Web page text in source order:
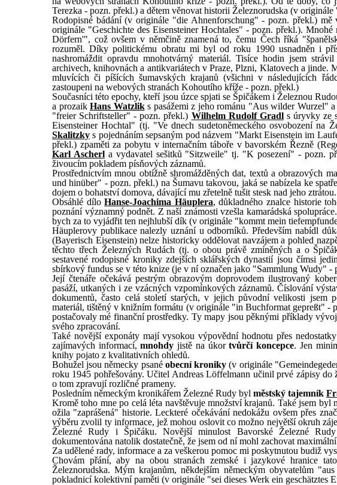
Terezka - pozn. překl.) a dětem věnovat historii Železnorudska (v
Rodopisné bádání (v originále "die Ahnenforschung" - pozn. překl.)
originále "Geschichte des Eisensteiner Hochtales" - pozn. překl.).
Dörfern'", což ovšem v němčině znamená to, čemu Čech říká
rozuměl. Díky politickému obratu mi byl od roku 1990 usnadněn i
nashromáždit opravdu mnohotvárný materiál. Tisíce hodin jsem
archivech, knihovnách a antikvariátech v Praze, Plzni, Klatovech a jinde.
mluvících či píšících šumavských krajanů (všichni v následujících
zastoupeni na webových stranách Kohoutího kříže - pozn. překl.)
Současníci této epochy, kteří jsou úzce spjati se Špičákem i Železnou
a prozaik Hans Watzliks pasážemi z jeho románu "Aus wilder Wurzel"
"freier Schriftsteller" - pozn. překl.) Wilhelm Rudolf Gradls úryvky ze
Eisensteiner Hochtal" (tj. "Ve dnech sudetoněmeckého osvobození na
Skalitzky s pojednáním sepsaným pod názvem "Markt Eisenstein im
překl.) zpaměti za pobytu v internačním táboře v bavorském Řezně
Karl Ascherla vydavatel sešitků "Sitzweile" tj. "K posezení" - pozn.
živoucím pokladem písňových záznamů.
Prostřednictvím mnou obtížně shromážděných dat, textů a obrazových
und hinüber" - pozn. překl.) na Šumavu takovou, jaká se nabízela ke
dojem o bohatství domova, dávající mu zřetelně tušit stesk nad jeho ztrátou.
Obsáhlé díloHanse-Joachima Häuplera, důkladného znalce historie
poznání významný podnět. Z naší známosti vzešla kamarádská
bych za to vyjádřit ten nejhlubší dík (v originále "kommt mein
Häuplerovy publikace nalezly uznání u odborníků. Především nabídl
(Bayerisch Eisenstein) nelze historicky oddělovat navzájem a pohled
těchto třech Železných Rudách (tj. o obou právě zmíněných a o
sestavené rodopisné kroniky zdejších sklářských dynastií jsou čímsi
sbírkový fundus se v této knize (je v ní označen jako "Sammlung Wudy" -
Její čtenáře očekává pestrým obrazovým doprovodem ilustrovaný
pasáží, utkaných i ze vzácných vzpomínkových záznamů. Číslování
dokumentů, často celá století starých, v jejich původní velikosti
materiál, tištěný v knižním formátu (v originále "in Buchformat gepreßt" -
postačovaly mé finanční prostředky. Ty mapy jsou pěknými příklady
svého zpracování.
Také novější exponáty mají vysokou výpovědní hodnotu přes
zajímavých informací,mnohdy jistě na úkortvůrčí koncepce. Jen
knihy pojato z kvalitativních ohledů.
Bohužel jsou německy psané obecní kroniky (v originále "
roku 1945 pohřešovány. Učitel Andreas Löffelmann učinil prvé zápisy
o tom zpravují rozličné prameny.
Posledním německým kronikářem Železné Rudy byl městský tajemník
Kromě toho mne po celá léta navštěvuje množství krajanů. Také jsem
ožila "zaprášená" historie. Leckteré očekávání nedokážu ovšem přes
výběru zvolil ty informace, jež mohou oslovit co možno největší okruh
Železné Rudy i Špičáku. Novější minulost Bavorské Železné
dokumentována natolik dostatečně, že jsem od ní mohl zachovat
Za udělené rady, informace a za veškerou pomoc mi poskytnutou budiž
Chovám přání, aby na obou stranách zemské i jazykové hranice
Železnorudska. Mým krajanům, někdejším německým obyvatelům
pokladnicí kolektivní paměti (v originále "sei dieses Werk ein geschätztes